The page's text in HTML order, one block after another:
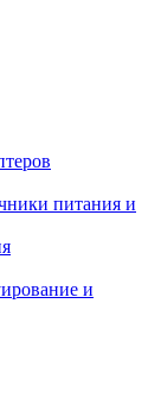
питания и
и